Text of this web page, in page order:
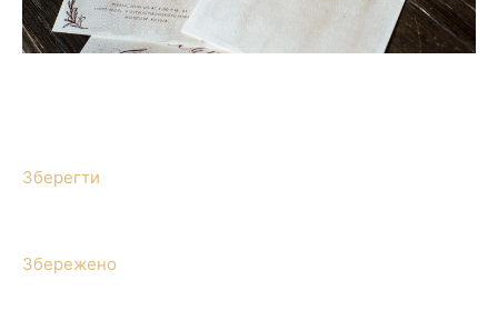
Зберегти
Збережено